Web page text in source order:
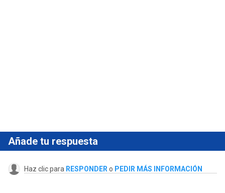
Añade tu respuesta
Haz clic para RESPONDER o PEDIR MÁS INFORMACIÓN